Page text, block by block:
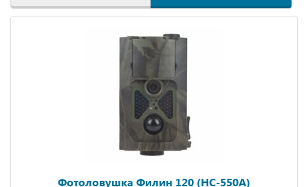
Фотоловушка Филин 120 (HC-550A)